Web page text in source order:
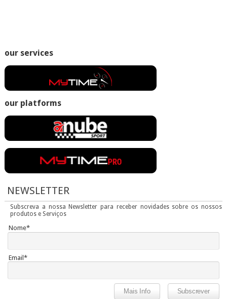
our services
our platforms
NEWSLETTER
Subscreva a nossa Newsletter para receber novidades sobre os nossos
produtos e Serviços
Nome*
Email*